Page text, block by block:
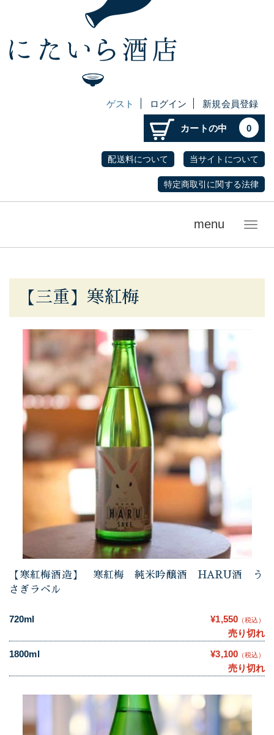
ゲスト ログイン 新規会員登録
カートの中 0
配送料について 当サイトについて
特定商取引に関する法律
メ
menu
【三重】寒紅梅
【寒紅梅酒造】 寒紅梅 純米吟醸酒 HARU酒 う
さぎラベル
720ml ¥1,550 （税込）
売り切れ
1800ml
¥3,100 （税込）
売り切れ